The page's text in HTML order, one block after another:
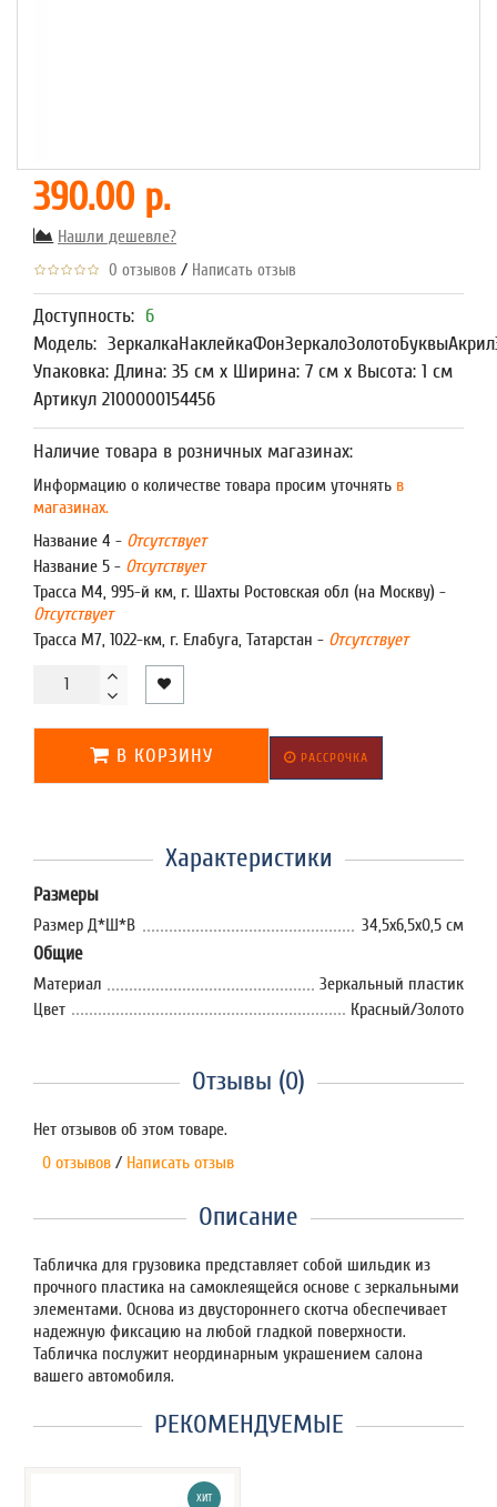
390.00 р.
Нашли дешевле?
0 отзывов / Написать отзыв
Доступность: 6
Модель:
Упаковка: Длина: 35 см x Ширина: 7 см x Высота: 1 см
Артикул 2100000154456
Наличие товара в розничных магазинах:
Информацию о количестве товара просим уточнять в
магазинах.
Название 4 - Отсутствует
Название 5 - Отсутствует
Трасса М4, 995-й км, г. Шахты Ростовская обл (на Москву) -
Отсутствует
Трасса М7, 1022-км, г. Елабуга, Татарстан - Отсутствует
В КОРЗИНУ РАССРОЧКА
Характеристики
Размеры
Размер Д*Ш*В 34,5х6,5х0,5 см
Общие
Материал
Зеркальный пластик
Цвет
Красный/Золото
Отзывы (0)
Нет отзывов об этом товаре.
0 отзывов / Написать отзыв
Описание
Табличка для грузовика представляет собой шильдик из
прочного пластика на самоклеящейся основе с зеркальными
элементами. Основа из двустороннего скотча обеспечивает
надежную фиксацию на любой гладкой поверхности.
Табличка послужит неординарным украшением салона
вашего автомобиля.
РЕКОМЕНДУЕМЫЕ
ХИТ